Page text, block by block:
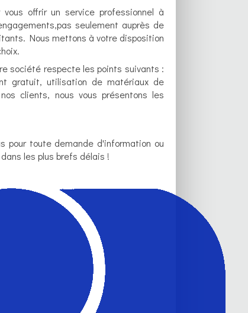
offrir un service professionnel à
seulement auprès de
Nous mettons à votre disposition
société respecte les points suivants :
gratuit, utilisation de matériaux de
clients, nous vous présentons les
pour toute demande d'information ou
les plus brefs délais !